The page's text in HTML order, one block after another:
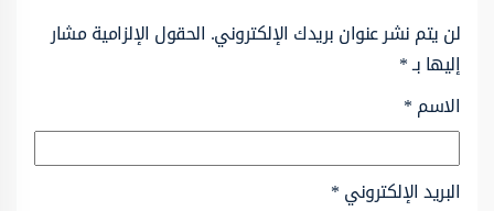
لن يتم نشر عنوان بريدك الإلكتروني. الحقول الإلزامية مشار
إليها بـ*
الاسم*
البريد الإلكتروني*